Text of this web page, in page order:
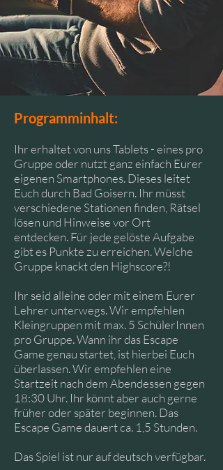
Programminhalt:
Ihr erhaltet von uns Tablets - eines pro
Gruppe oder nutzt ganz einfach Eurer
eigenen Smartphones. Dieses leitet
Euch durch Bad Goisern. Ihr müsst
verschiedene Stationen finden, Rätsel
lösen und Hinweise vor Ort
entdecken.Für jede gelöste Aufgabe
gibt es Punkte zu erreichen. Welche
Gruppe knackt den Highscore?!
Ihr seid alleine oder mit einem Eurer
Lehrer unterwegs. Wir empfehlen
Kleingruppen mit max. 5 SchülerInnen
pro Gruppe. Wann ihr das Escape
Game genau startet, ist hierbei Euch
überlassen. Wir empfehlen eine
Startzeit nach dem Abendessen gegen
18:30 Uhr. Ihr könnt aber auch gerne
früher oder später beginnen. Das
Escape Game dauert ca. 1,5 Stunden.
Das Spiel ist nur auf deutsch verfügbar.